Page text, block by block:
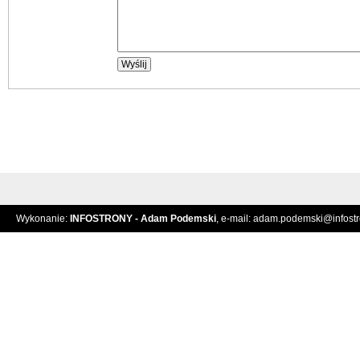
Wykonanie: INFOSTRONY - Adam Podemski, e-mail: